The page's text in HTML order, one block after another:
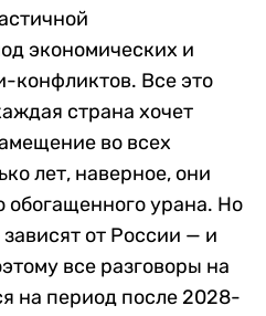
экономических и
конфликтов. Все это
страна хочет
во всех
лет, наверное, они
обогащенного урана. Но
от России — и
все разговоры на
на период после 2028-